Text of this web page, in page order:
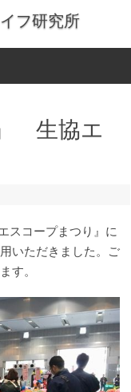
フ研究所
生協エ
スコープまつり』に
いただきました。ご
す。